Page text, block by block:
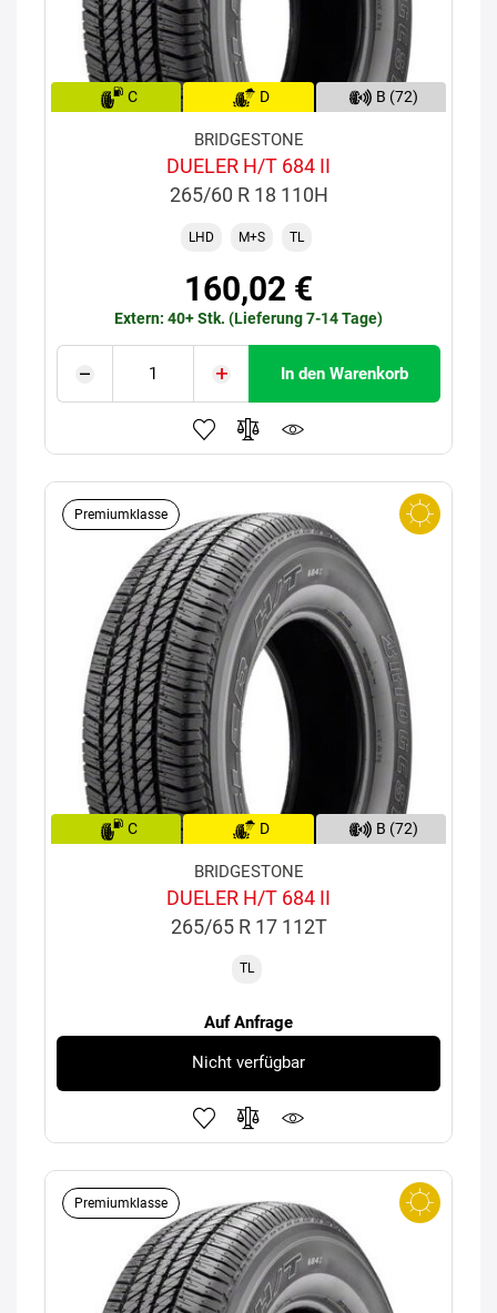
C D B (72)
BRIDGESTONE
DUELER H/T 684 II
265/60 R 18 110H
LHD M+S TL
160,02 €
Extern: 40+ Stk. (Lieferung 7-14 Tage)
In den Warenkorb
Premiumklasse
C D B (72)
BRIDGESTONE
DUELER H/T 684 II
265/65 R 17 112T
TL
Auf Anfrage
Nicht verfügbar
Premiumklasse